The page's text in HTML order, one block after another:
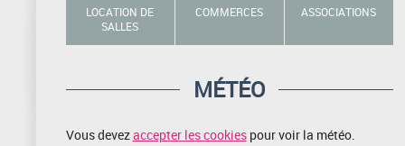
LOCATION DE
SALLES
COMMERCES ASSOCIATIONS
MÉTÉO
Vous devezaccepter les cookiespour voir la météo.